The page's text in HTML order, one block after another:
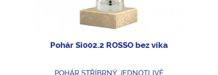
Pohár Si002.2 ROSSO bez víka
POHÁR STŘÍBRNÝ JEDNOTLIVĚ